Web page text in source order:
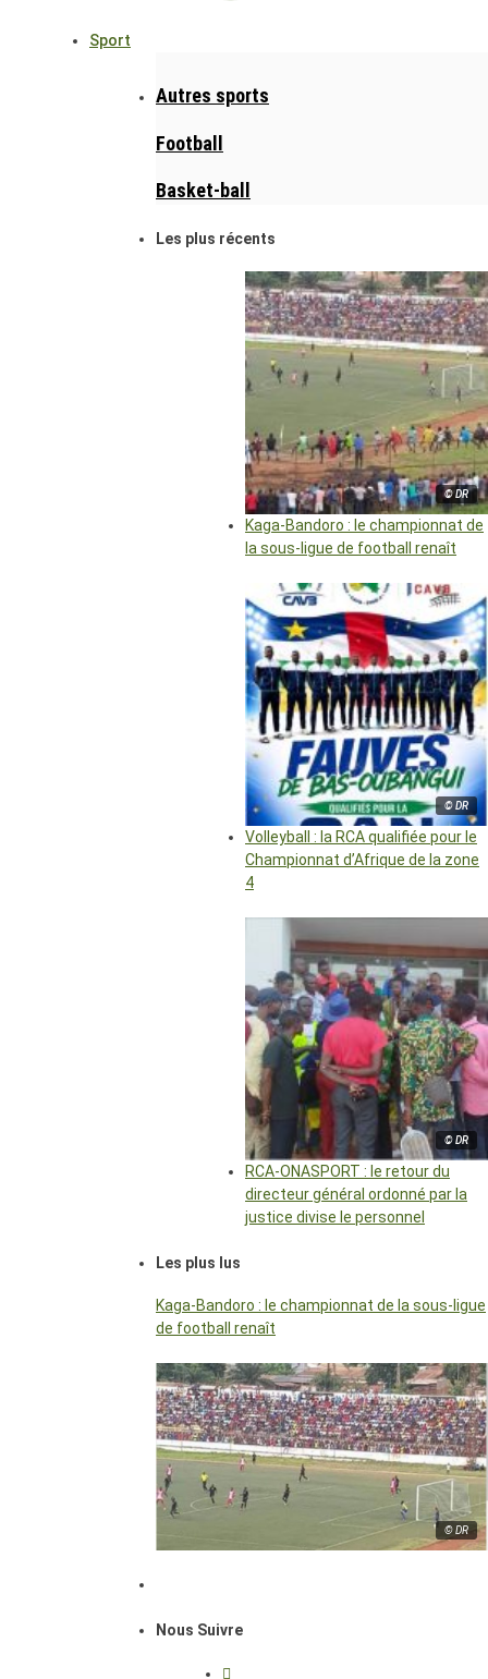
Sport
Autres sports
Football
Basket-ball
Les plus récents
© DR
Kaga-Bandoro : le championnat de
la sous-ligue de football renaît
© DR
Volleyball : la RCA qualifiée pour le
Championnat d’Afrique de la zone
4
© DR
RCA-ONASPORT : le retour du
directeur général ordonné par la
justice divise le personnel
Les plus lus
Kaga-Bandoro : le championnat de la sous-ligue
de football renaît
© DR
Nous Suivre